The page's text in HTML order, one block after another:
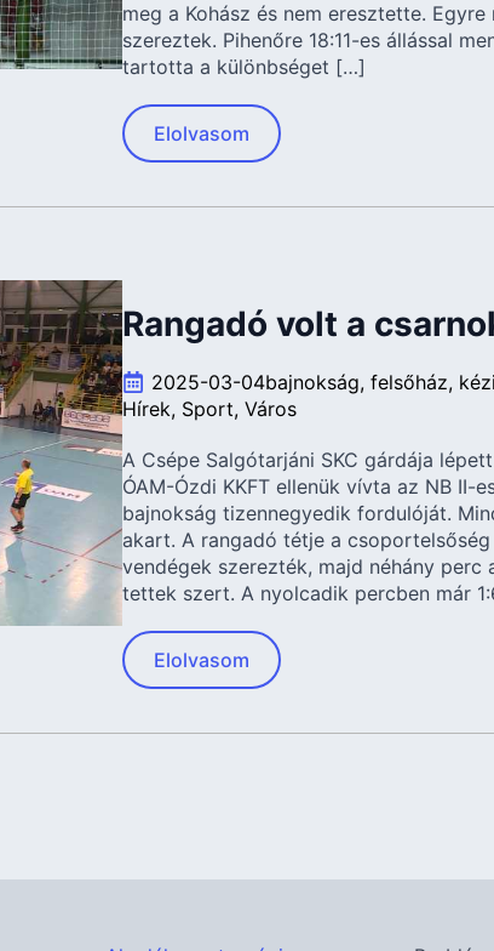
meg a Kohász és nem eresztette.
szereztek. Pihenőre 18:11-es állással
tartotta a különbséget […]
Elolvasom
Rangadó volt a
2025-03-04bajnokság felsőház
Hírek Sport Város
A Csépe Salgótarjáni SKC gárdája
ÓAM-Ózdi KKFT ellenük vívta az NB II-
bajnokság tizennegyedik fordulóját.
akart. A rangadó tétje a
vendégek szerezték, majd néhány perc
tettek szert. A nyolcadik percben már
Elolvasom